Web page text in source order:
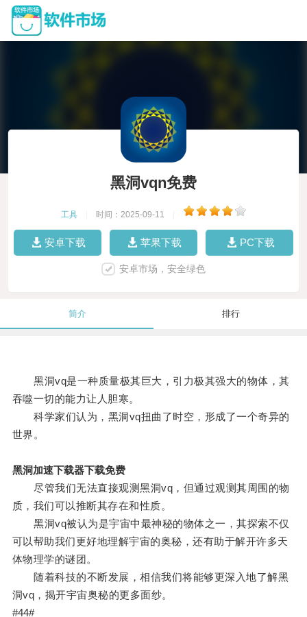
黑洞vqn免费
工具 时间：2025-09-11
安卓下载 苹果下载 PC下载
安卓市场，安全绿色
简介 排行
黑洞vq是一种质量极其巨大，引力极其强大的物体，其
吞噬一切的能力让人胆寒。
科学家们认为，黑洞vq扭曲了时空，形成了一个奇异的
世界。
黑洞加速下载器下载免费
尽管我们无法直接观测黑洞vq，但通过观测其周围的物
质，我们可以推断其存在和性质。
黑洞vq被认为是宇宙中最神秘的物体之一，其探索不仅
可以帮助我们更好地理解宇宙的奥秘，还有助于解开许多天
体物理学的谜团。
随着科技的不断发展，相信我们将能够更深入地了解黑
洞vq，揭开宇宙奥秘的更多面纱。
#44#